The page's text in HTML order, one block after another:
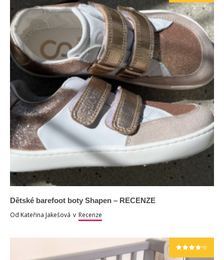
Dětské barefoot boty Shapen – RECENZE
Od Kateřina Jakešová v Recenze